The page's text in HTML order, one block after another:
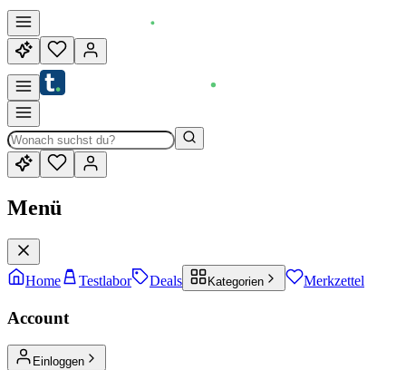
Menü
Home Testlabor Deals Kategorien Merkzettel
Account
Einloggen